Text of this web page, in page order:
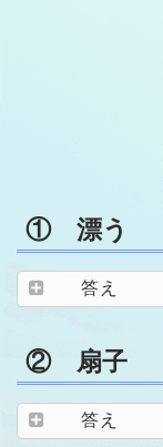
① 漂う
答え
② 扇子
答え